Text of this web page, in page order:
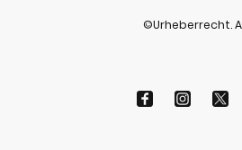
©Urheberrecht.